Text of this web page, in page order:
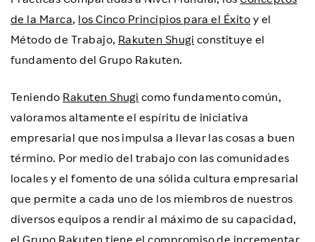
de la Marca, los Cinco Principios para el Éxito y el
Método de Trabajo, Rakuten Shugi constituye el
fundamento del Grupo Rakuten.
Teniendo Rakuten Shugi como fundamento común,
valoramos altamente el espíritu de iniciativa
empresarial que nos impulsa a llevar las cosas a buen
término. Por medio del trabajo con las comunidades
locales y el fomento de una sólida cultura empresarial
que permite a cada uno de los miembros de nuestros
diversos equipos a rendir al máximo de su capacidad,
el Grupo Rakuten tiene el compromiso de incrementar